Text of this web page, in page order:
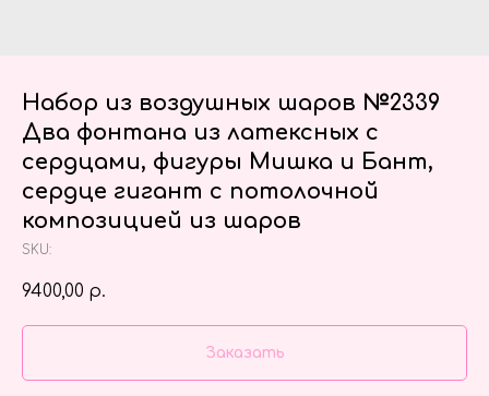
Набор из воздушных шаров №2339
Два фонтана из латексных с
сердцами, фигуры Мишка и Бант,
сердце гигант с потолочной
композицией из шаров
SKU:
9400,00 р.
Заказать